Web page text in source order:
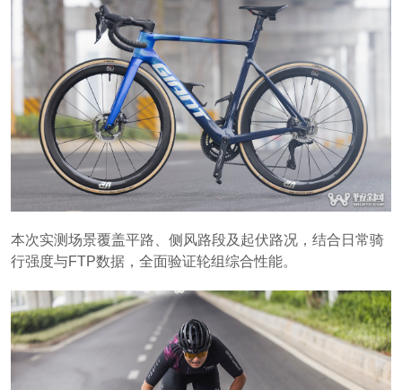
本次实测场景覆盖平路、侧风路段及起伏路况，结合日常骑
行强度与FTP数据，全面验证轮组综合性能。